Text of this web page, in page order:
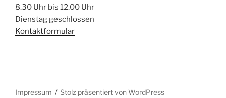
8.30 Uhr bis 12.00 Uhr
Dienstag geschlossen
Kontaktformular
Impressum Stolz präsentiert von WordPress